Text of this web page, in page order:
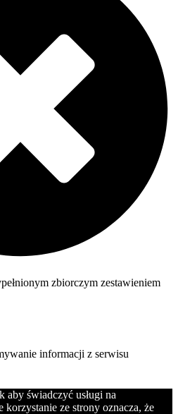
zbiorczym zestawieniem
informacji z serwisu
aby świadczyć usługi na
ze strony oznacza, że